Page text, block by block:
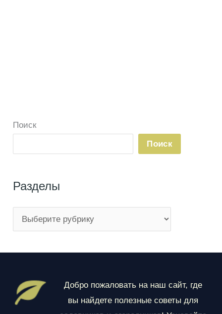
Поиск
Поиск
Разделы
а
л
Добро пожаловать на наш сайт, где
вы найдете полезные советы для